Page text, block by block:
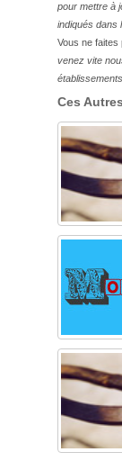
pour mettre à
indiqués dans
Vous ne faites
venez vite
Ces